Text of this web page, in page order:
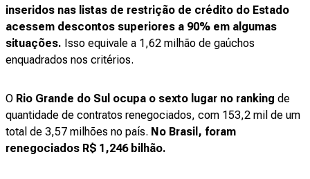
inseridos nas listas de restrição de crédito do Estado
acessem descontos superiores a 90% em algumas
situações. Isso equivale a 1,62 milhão de gaúchos
enquadrados nos critérios.
O Rio Grande do Sul ocupa o sexto lugar no ranking de
quantidade de contratos renegociados, com 153,2 mil de um
total de 3,57 milhões no país. No Brasil, foram
renegociados R$ 1,246 bilhão.